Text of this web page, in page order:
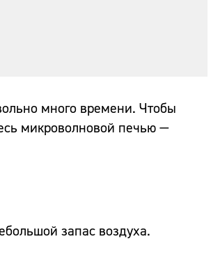
много времени. Чтобы
микроволновой печью —
запас воздуха.